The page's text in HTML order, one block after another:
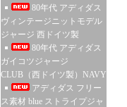
80年代 アディダス
ヴィンテージニットモデル
ジャージ 西ドイツ製
80年代 アディダス
ガイコツジャージ
CLUB（西ドイツ製）NAVY
アディダス フリー
ス素材 blue ストライプジャ